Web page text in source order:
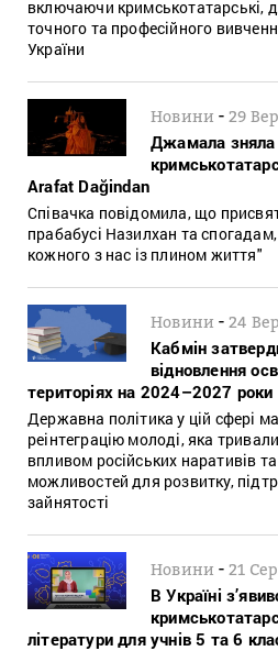
включаючи кримськотатарські,
точного та професійного
України
Новини -29
Джамала зняла
Arafat Dağindan
Співачка повідомила, що
прабабусі Назилхан та
кожного з нас із плином життя"
Новини -24
Кабмін
відновлення
територіях на 2024–2027 роки
Державна політика у цій сфері
реінтеграцію молоді, яка
впливом російських наративів
можливостей для розвитку,
зайнятості
Новини -21
В Україні
літератури для учнів 5 та 6